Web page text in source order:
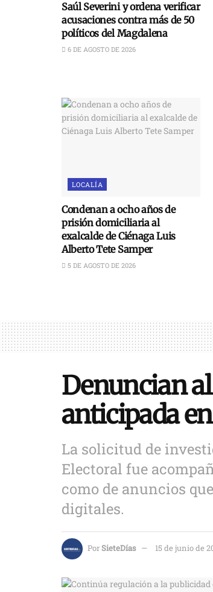
Saúl Severini y ordena verificar
acusaciones contra más de 50
políticos del Magdalena
6 DE AGOSTO DE 2026
LOCALÍA
Condenan a ocho años de
prisión domiciliaria al
exalcalde de Ciénaga Luis
Alberto Tete Samper
5 DE AGOSTO DE 2026
Denuncian
anticipada
La solicitud de
Electoral fue
como de anuncios
digitales.
PorSieteDías 15 de junio de